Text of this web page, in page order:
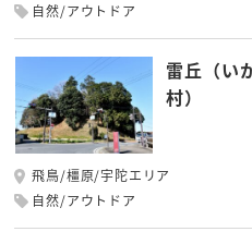
自然/アウトドア
雷丘（い
村）
飛鳥/橿原/宇陀エリア
自然/アウトドア